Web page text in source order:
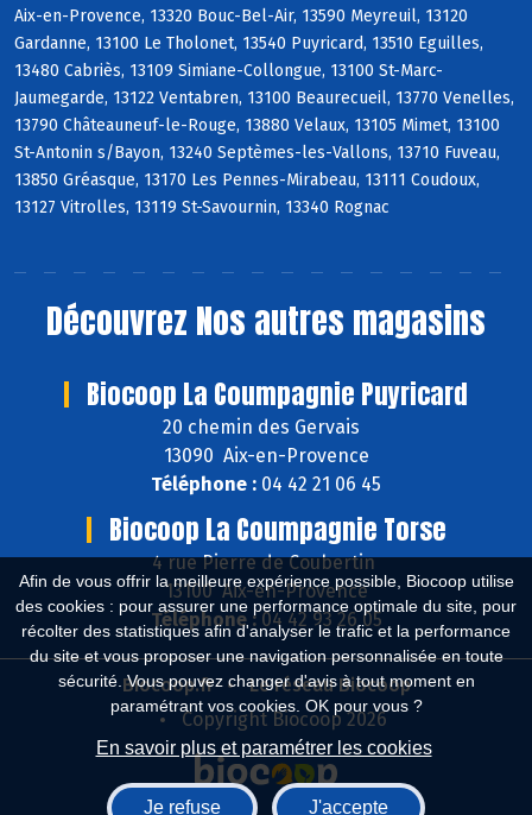
Afin de vous offrir la meilleure expérience possible, Biocoop utilise
des cookies : pour assurer une performance optimale du site, pour
récolter des statistiques afin d'analyser le trafic et la performance
du site et vous proposer une navigation personnalisée en toute
sécurité. Vous pouvez changer d'avis à tout moment en
paramétrant vos cookies. OK pour vous ?
En savoir plus et paramétrer les cookies
Je refuse J'accepte
Aix-en-Provence, 13320 Bouc-Bel-Air, 13590 Meyreuil, 13120
Gardanne, 13100 Le Tholonet, 13540 Puyricard, 13510 Eguilles,
13480 Cabriès, 13109 Simiane-Collongue, 13100 St-Marc-
Jaumegarde, 13122 Ventabren, 13100 Beaurecueil, 13770 Venelles,
13790 Châteauneuf-le-Rouge, 13880 Velaux, 13105 Mimet, 13100
St-Antonin s/Bayon, 13240 Septèmes-les-Vallons, 13710 Fuveau,
13850 Gréasque, 13170 Les Pennes-Mirabeau, 13111 Coudoux,
13127 Vitrolles, 13119 St-Savournin, 13340 Rognac
Découvrez Nos autres magasins
Biocoop La Coumpagnie Puyricard
20 chemin des Gervais
13090 Aix-en-Provence
Téléphone : 04 42 21 06 45
Biocoop La Coumpagnie Torse
4 rue Pierre de Coubertin
13100 Aix-en-Provence
Téléphone :04 42 93 26 05
Biocoop.fr
Le réseau Biocoop
Copyright Biocoop 2026